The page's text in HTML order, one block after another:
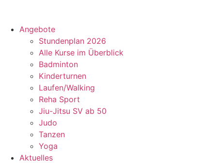
springenAngebote
Stundenplan 2026
Alle Kurse im Überblick
Badminton
Kinderturnen
Laufen/Walking
Reha Sport
Jiu-Jitsu SV ab 50
Judo
Tanzen
Yoga
Aktuelles